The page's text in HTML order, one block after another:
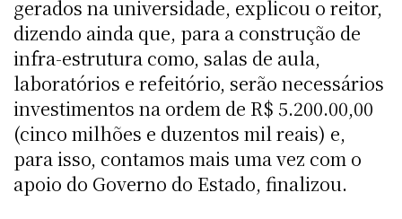
gerados na universidade, explicou o reitor,
dizendo ainda que, para a construção de
infra-estrutura como, salas de aula,
laboratórios e refeitório, serão necessários
investimentos na ordem de R$ 5.200.00,00
(cinco milhões e duzentos mil reais) e,
para isso, contamos mais uma vez com o
apoio do Governo do Estado, finalizou.